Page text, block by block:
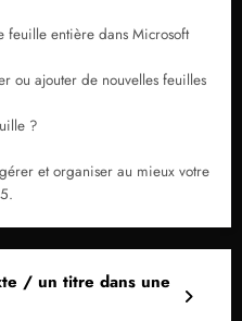
feuille entière dans Microsoft
ou ajouter de nouvelles feuilles
?
et organiser au mieux votre
/ un titre dans une